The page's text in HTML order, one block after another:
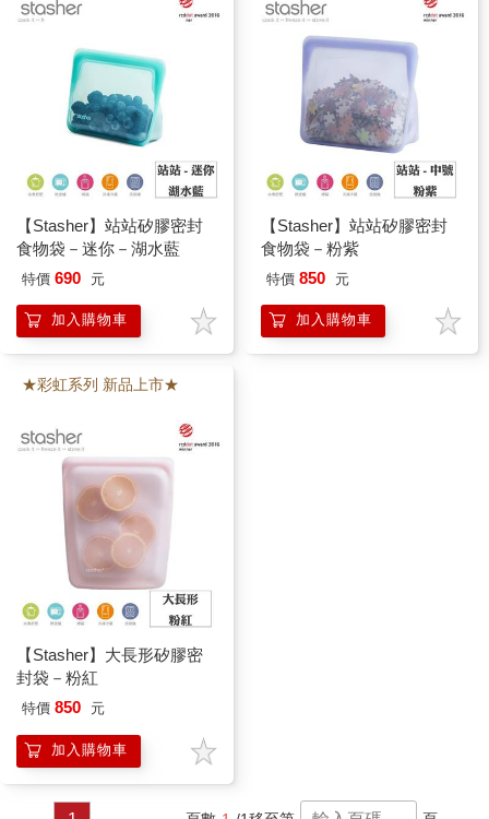
【Stasher】站站矽膠密封
食物袋－迷你－湖水藍
特價 690 元
加入購物車
【Stasher】站站矽膠密封
食物袋－粉紫
特價 850 元
加入購物車
★彩虹系列 新品上市★
【Stasher】大長形矽膠密
封袋－粉紅
特價 850 元
加入購物車